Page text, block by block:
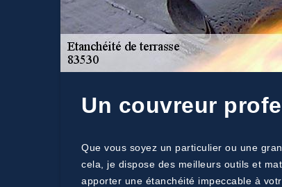
Un couvreur
Que vous soyez un particulier ou une
cela, je dispose des meilleurs outils et
apporter une étanchéité impeccable à